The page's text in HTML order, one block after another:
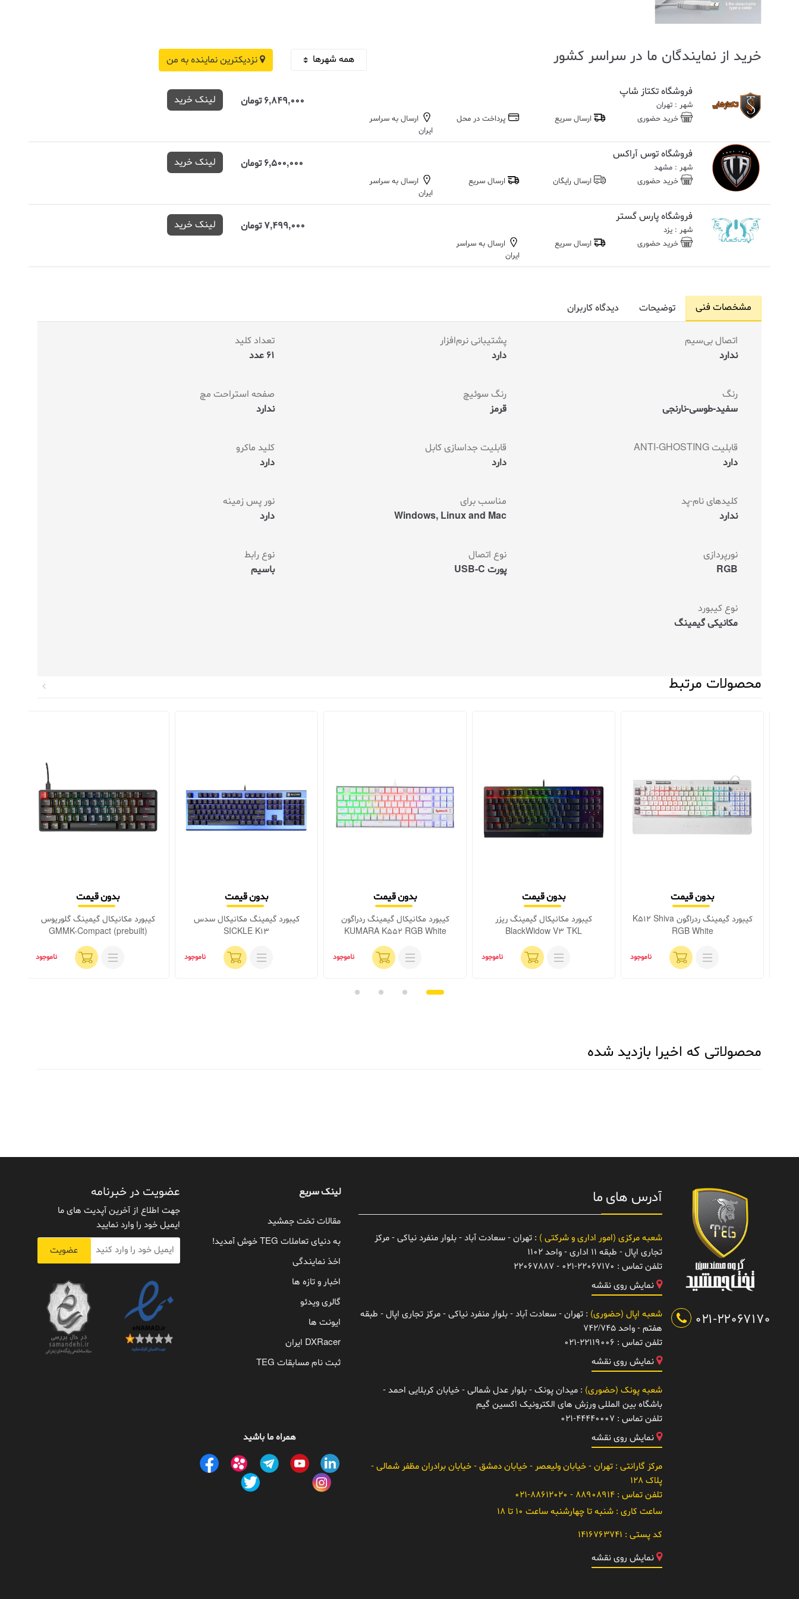
خرید از نمایندگان ما در سراسر کشور نزدیکترین نماینده به من
فروشگاه تکتاز شاپ
شهر : تهران
خرید حضوری
ارسال سریع پرداخت در محل
ارسال به سراسر
ایران
6,849,000 تومان لینک خرید
فروشگاه توس آراکس
شهر : مشهد
خرید حضوری
ارسال رایگان ارسال سریع
ارسال به سراسر
ایران
6,500,000 تومان لینک خرید
فروشگاه پارس گستر
شهر : یزد
خرید حضوری
ارسال سریع
ارسال به سراسر
ایران
7,499,000 تومان لینک خرید
مشخصات فنی توضیحات دیدگاه کاربران
اتصال بی‌سیم
ندارد
پشتیبانی نرم‌افزار
دارد
تعداد کلید
61 عدد
رنگ
سفید-طوسی-نارنجی
رنگ سوئیچ
قرمز
صفحه استراحت مچ
ندارد
قابلیت ANTI-GHOSTING
دارد
قابلیت جداسازی کابل
دارد
کلید ماکرو
دارد
کلیدهای نام-پد
ندارد
مناسب برای
Windows, Linux and Mac
نور پس زمینه
دارد
نورپردازی
RGB
نوع اتصال
پورت USB-C
نوع رابط
باسیم
نوع کیبورد
مکانیکی گیمینگ
محصولات مرتبط
بدون قیمت
کیبورد مکانیکال گیمینگ گلوریوس
GMMK-Compact (prebuilt)
ناموجود
بدون قیمت
کیبورد گیمینگ مکانیکال سدس
SICKLE K13
ناموجود
بدون قیمت
کیبورد مکانیکال گیمینگ ردراگون
KUMARA K552 RGB White
ناموجود
بدون قیمت
کیبورد مکانیکال گیمینگ ریزر
BlackWidow V3 TKL
ناموجود
بدون قیمت
کیبورد گیمینگ ردراگون K512 Shiva
RGB White
ناموجود
محصولاتی که اخیرا بازدید شده
021-22067170
آدرس های ما
شعبه مرکزی (امور اداری و شرکتی ) : تهران - سعادت آباد - بلوار منفرد نیاکی - مرکز
تجاری اپال - طبقه 11 اداری - واحد 1102
تلفن تماس : 021-22067170 - 22067887
نمایش روی نقشه
شعبه اپال (حضوری) : تهران - سعادت آباد - بلوار منفرد نیاکی - مرکز تجاری اپال - طبقه
هفتم - واحد 742/745
تلفن تماس : 021-22119006
نمایش روی نقشه
شعبه پونک (حضوری) : میدان پونک - بلوار عدل شمالی - خیابان کربلایی احمد -
باشگاه بین المللی ورزش های الکترونیک اکسین گیم
تلفن تماس : 021-44440007
نمایش روی نقشه
مرکز گارانتی : تهران - خیابان ولیعصر - خیابان دمشق - خیابان برادران مظفر شمالی -
پلاک 128
تلفن تماس :88908914 - 021-88612020
ساعت کاری :شنبه تا چهارشنبه ساعت 10 تا 18
کد پستی : 1416763741
نمایش روی نقشه
لینک سریع
مقالات تخت جمشید
به دنیای تعاملات TEG خوش آمدید!
اخذ نمایندگی
اخبار و تازه ها
گالری ویدئو
ایونت ها
DXRacer ایران
ثبت نام مسابقات TEG
همراه ما باشید
عضویت در خبرنامه
جهت اطلاع از آخرین آپدیت های ما
ایمیل خود را وارد نمایید
عضویت